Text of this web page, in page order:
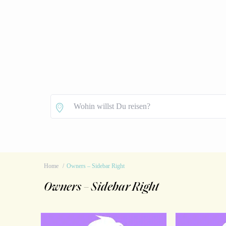
Home Owners – Sidebar Right
Owners – Sidebar Right